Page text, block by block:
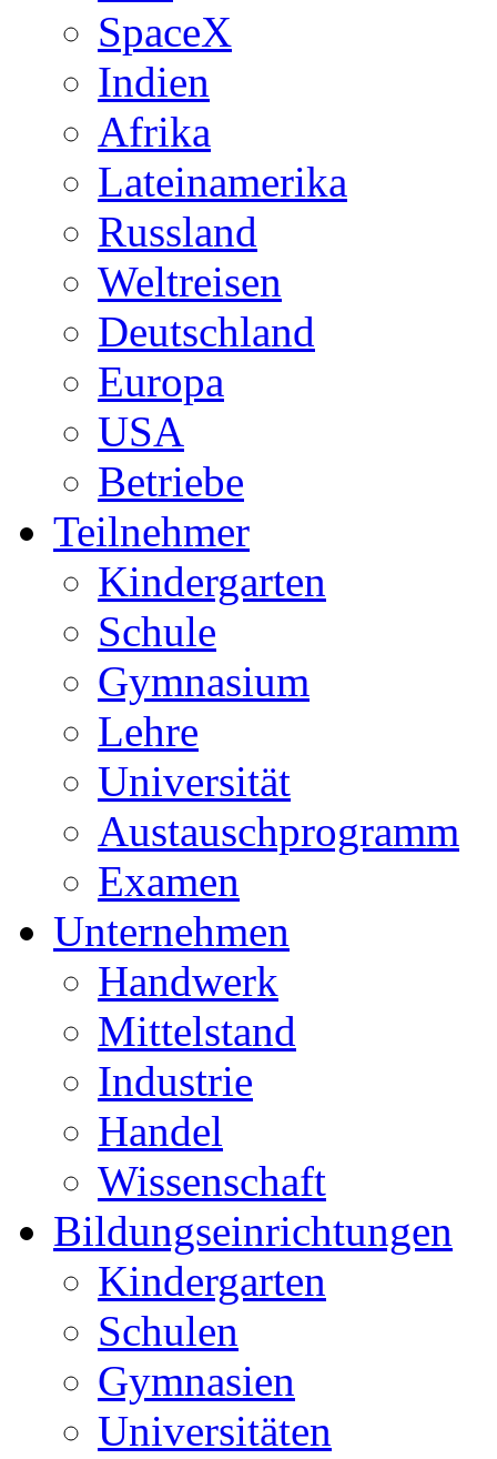
SpaceX
Indien
Afrika
Lateinamerika
Russland
Weltreisen
Deutschland
Europa
USA
Betriebe
Teilnehmer
Kindergarten
Schule
Gymnasium
Lehre
Universität
Austauschprogramm
Examen
Unternehmen
Handwerk
Mittelstand
Industrie
Handel
Wissenschaft
Bildungseinrichtungen
Kindergarten
Schulen
Gymnasien
Universitäten